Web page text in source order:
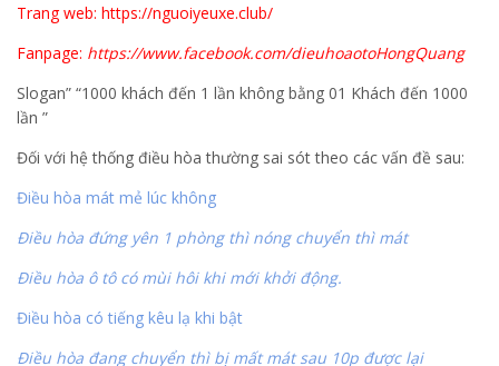
Trang web: https://nguoiyeuxe.club/
Fanpage: https://www.facebook.com/dieuhoaotoHongQuang
Slogan” “1000 khách đến 1 lần không bằng 01 Khách đến 1000
lần ”
Đối với hệ thống điều hòa thường sai sót theo các vấn đề sau:
Điều hòa mát mẻ lúc không
Điều hòa đứng yên 1 phòng thì nóng chuyển thì mát
Điều hòa ô tô có mùi hôi khi mới khởi động.
Điều hòa có tiếng kêu lạ khi bật
Điều hòa đang chuyển thì bị mất mát sau 10p được lại